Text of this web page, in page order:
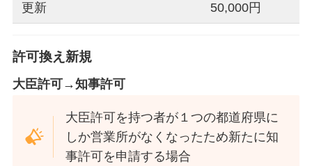
更新 50,000円
許可換え新規
大臣許可→知事許可
大臣許可を持つ者が１つの都道府県に
しか営業所がなくなったため新たに知
事許可を申請する場合